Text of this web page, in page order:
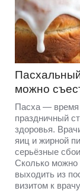
можно
Пасха — время
праздничный
здоровья.
яиц и жирной
серьёзные
Сколько можно
выходить из
визитом к